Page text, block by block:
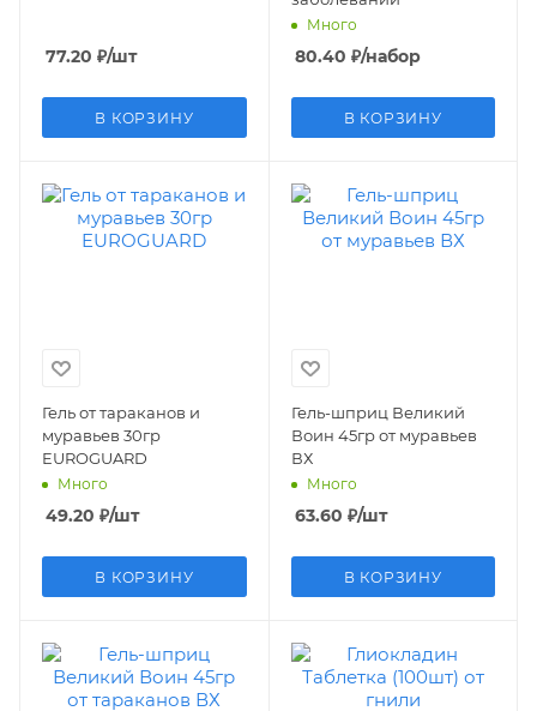
77.20 ₽/шт
В КОРЗИНУ
Много
80.40 ₽/набор
В КОРЗИНУ
Гель от тараканов и
муравьев 30гр
EUROGUARD
Много
49.20 ₽/шт
В КОРЗИНУ
Гель-шприц Великий
Воин 45гр от муравьев
ВХ
Много
63.60 ₽/шт
В КОРЗИНУ